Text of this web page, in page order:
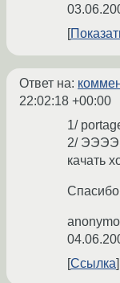
Ответ на:
22:02:18 +00:00
1/
2/
качать
Ссылка